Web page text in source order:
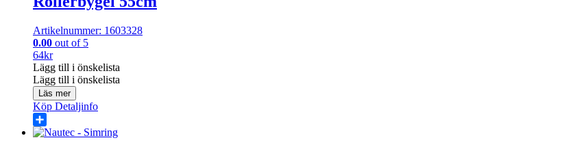
Artikelnummer: 1603328
0.00 out of 5
64kr
Lägg till i önskelista
Lägg till i önskelista
Läs mer
Köp Detaljinfo
Share